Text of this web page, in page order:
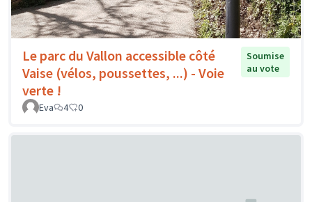
Le parc du Vallon accessible côté
Vaise (vélos, poussettes, ...) - Voie
verte !
Soumise
au vote
Eva 4 0